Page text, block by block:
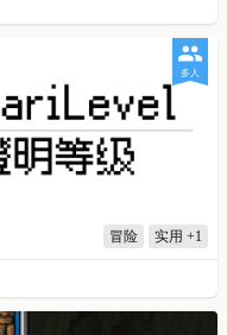
多人
冒险 实用 +1